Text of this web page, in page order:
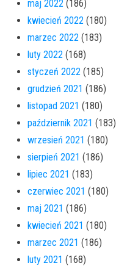
maj 2022 (186)
kwiecień 2022 (180)
marzec 2022 (183)
luty 2022 (168)
styczeń 2022 (185)
grudzień 2021 (186)
listopad 2021 (180)
październik 2021 (183)
wrzesień 2021 (180)
sierpień 2021 (186)
lipiec 2021 (183)
czerwiec 2021 (180)
maj 2021 (186)
kwiecień 2021 (180)
marzec 2021 (186)
luty 2021 (168)